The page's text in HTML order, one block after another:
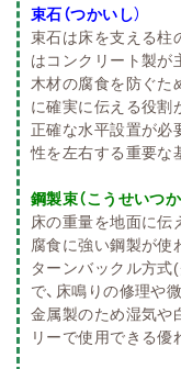
束石（つかいし）
束石は床を支える柱
はコンクリート製が
木材の腐食を防ぐた
に確実に伝える役割
正確な水平設置が必
性を左右する重要な
鋼製束（こうせいつか
床の重量を地面に伝
腐食に強い鋼製が使
ターンバックル方
で、床鳴りの修理や
金属製のため湿気や
リーで使用できる優